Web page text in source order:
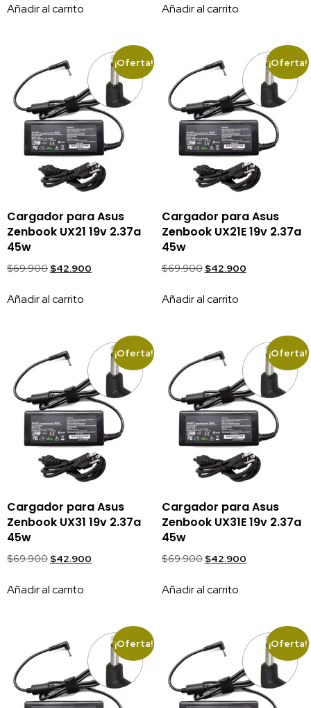
Añadir al carrito Añadir al carrito
¡Oferta!
Cargador para Asus
Zenbook UX21 19v 2.37a
45w
$69.900 $42.900
Añadir al carrito
¡Oferta!
Cargador para Asus
Zenbook UX21E 19v 2.37a
45w
$69.900 $42.900
Añadir al carrito
¡Oferta!
Cargador para Asus
Zenbook UX31 19v 2.37a
45w
$69.900 $42.900
Añadir al carrito
¡Oferta!
Cargador para Asus
Zenbook UX31E 19v 2.37a
45w
$69.900 $42.900
Añadir al carrito
¡Oferta! ¡Oferta!